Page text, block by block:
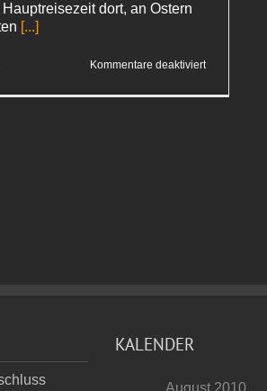
dort, an Ostern
[...]
Kommentare deaktiviertfür
KALENDER